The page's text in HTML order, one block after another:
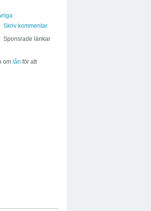
Skriv kommentar
om lån för att
Sponsrade länkar